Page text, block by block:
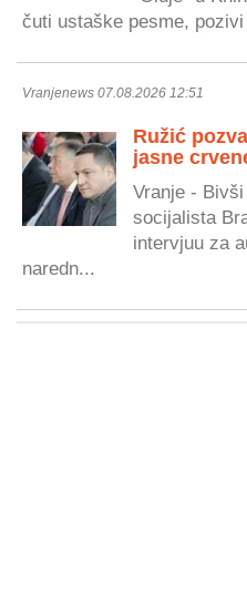
čuti ustaške pesme,
Vranjenews 07.08.2026 12:51
Ružić
jasne
Vranje -
socijalista
intervjuu za
naredn...